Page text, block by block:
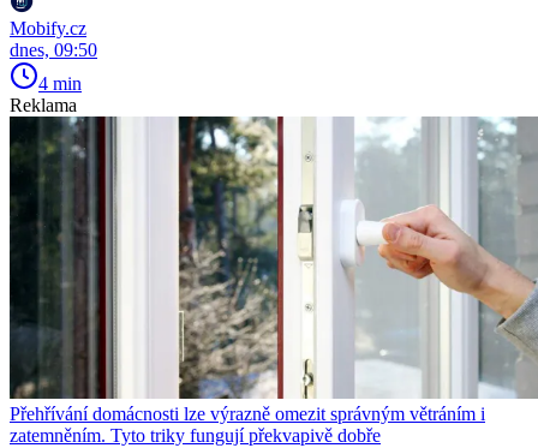
Mobify.cz
dnes, 09:50
4 min
Reklama
Přehřívání domácnosti lze výrazně omezit správným větráním i
zatemněním. Tyto triky fungují překvapivě dobře